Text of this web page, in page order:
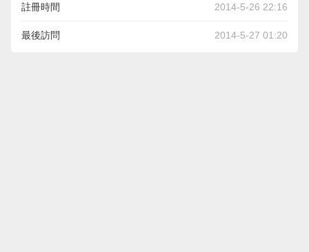
註冊時間 2014-5-26 22:16
最後訪問 2014-5-27 01:20